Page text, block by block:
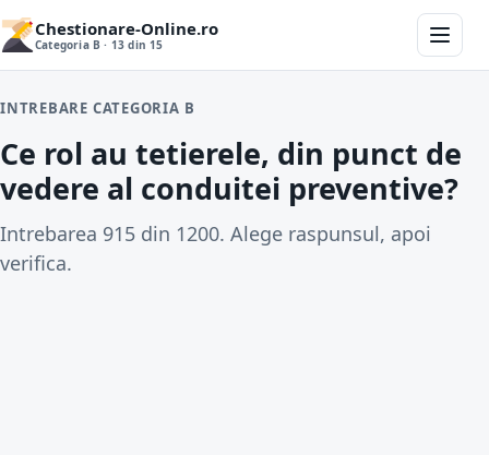
Chestionare-Online.ro
Categoria B · 13 din 15
INTREBARE CATEGORIA B
Ce rol au tetierele, din punct de
vedere al conduitei preventive?
Intrebarea 915 din 1200. Alege raspunsul, apoi
verifica.